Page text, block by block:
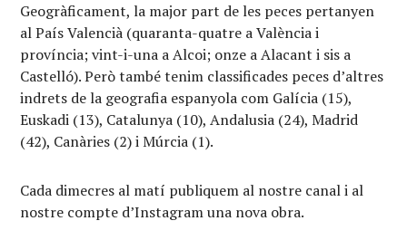
Geogràficament, la major part de les peces pertanyen
al País Valencià (quaranta-quatre a València i
província; vint-i-una a Alcoi; onze a Alacant i sis a
Castelló). Però també tenim classificades peces d’altres
indrets de la geografia espanyola com Galícia (15),
Euskadi (13), Catalunya (10), Andalusia (24), Madrid
(42), Canàries (2) i Múrcia (1).
Cada dimecres al matí publiquem al nostre canal i al
nostre compte d’Instagram una nova obra.